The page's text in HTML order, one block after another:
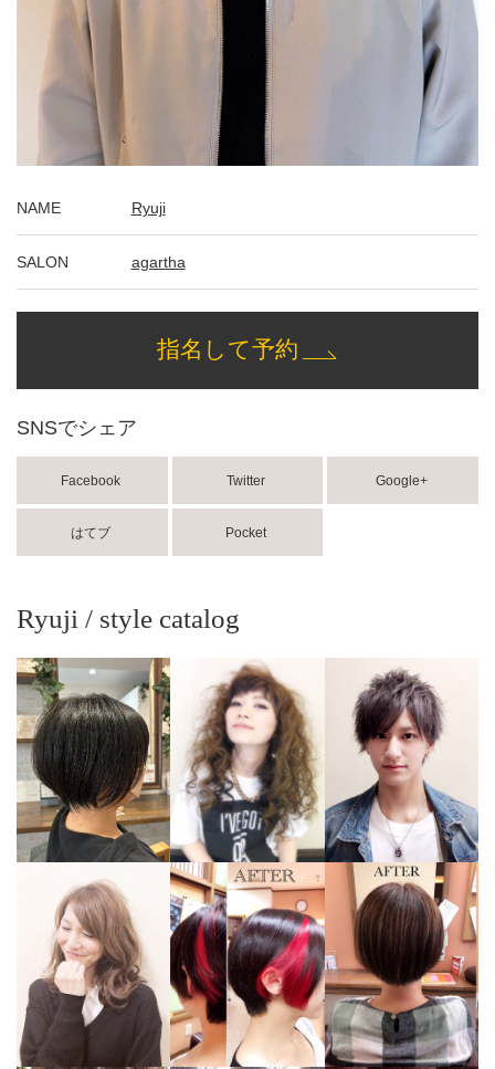
NAME Ryuji
SALON agartha
指名して予約
SNSでシェア
Facebook Twitter Google+
はてブ Pocket
Ryuji / style catalog